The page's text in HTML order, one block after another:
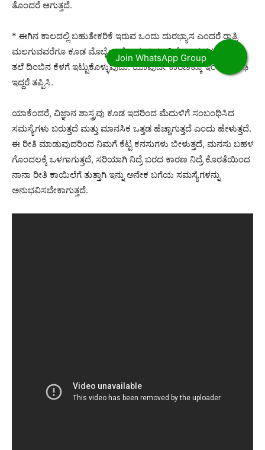
ತೊಂದರೆ ಆಗುತ್ತದೆ.
* ಈಗಿನ ಕಾಲದಲ್ಲಿ ಬಹುತೇಕರಿಕೆ ಇರುವ ಒಂದು ದುರಭ್ಯಾಸ ಎಂದರೆ ರಾತ್ರಿ
ಮಲಗುವವರೆಗೂ ಕೂಡ ಮೊಬೈಲ್ ನೋಡುವುದು. ನಿದ್ದೆ ಬಂದ ತಕ್ಷಣ ಅದನ್ನು
ತಲೆ ದಿಂಬಿನ ಕೆಳಗೆ ಇಟ್ಟುಕೊಳ್ಳುವುದು. ಯಾವುದೇ ಕಾರಣಕ್ಕೂ ಇಂತಹ ರೂಢಿ
ಇದ್ದರೆ ತಪ್ಪಿಸಿ.
ಯಾಕೆಂದರೆ, ವಿಜ್ಞಾನ ಶಾಸ್ತ್ರವು ಕೂಡ ಇದರಿಂದ ಮೆದುಳಿಗೆ ಸಂಬಂಧಿಸಿದ
ಸಮಸ್ಯೆಗಳು ಬರುತ್ತದೆ ಮತ್ತು ಮಾನಸಿಕ ಒತ್ತಡ ಹೆಚ್ಚಾಗುತ್ತದೆ ಎಂದು ಹೇಳುತ್ತದೆ.
ಈ ರೀತಿ ಮಾಡುವುದರಿಂದ ನಿಮಗೆ ಕೆಟ್ಟ ಕನಸುಗಳು ಬೀಳುತ್ತದೆ, ಮನಸು ಬಹಳ
ಗೊಂದಲಕ್ಕೆ ಒಳಗಾಗುತ್ತದೆ, ಸರಿಯಾಗಿ ನಿದ್ರೆ ಬರದ ಕಾರಣ ನಿದ್ರೆ ಕೊರತೆಯಿಂದ
ನಾನಾ ರೀತಿ ಕಾಯಿಲೆಗೆ ತುತ್ತಾಗಿ ಇನ್ನು ಅನೇಕ ಬಗೆಯ ಸಮಸ್ಯೆಗಳನ್ನು
ಅನುಭವಿಸಬೇಕಾಗುತ್ತದೆ.